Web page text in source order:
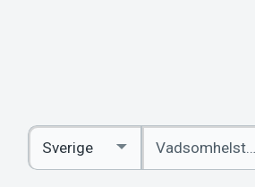
Ange
sökord
Select
Country